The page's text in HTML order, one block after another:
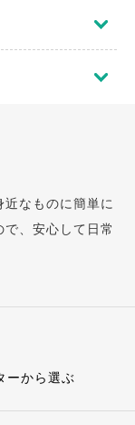
なものに簡単に
、安心して日常
ーから選ぶ